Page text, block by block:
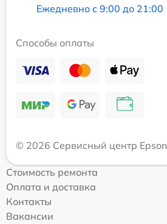
Ежедневно с 9:00 до 21:00
Способы оплаты
© 2026 Сервисный центр Epson
Стоимость ремонта
Оплата и доставка
Контакты
Вакансии